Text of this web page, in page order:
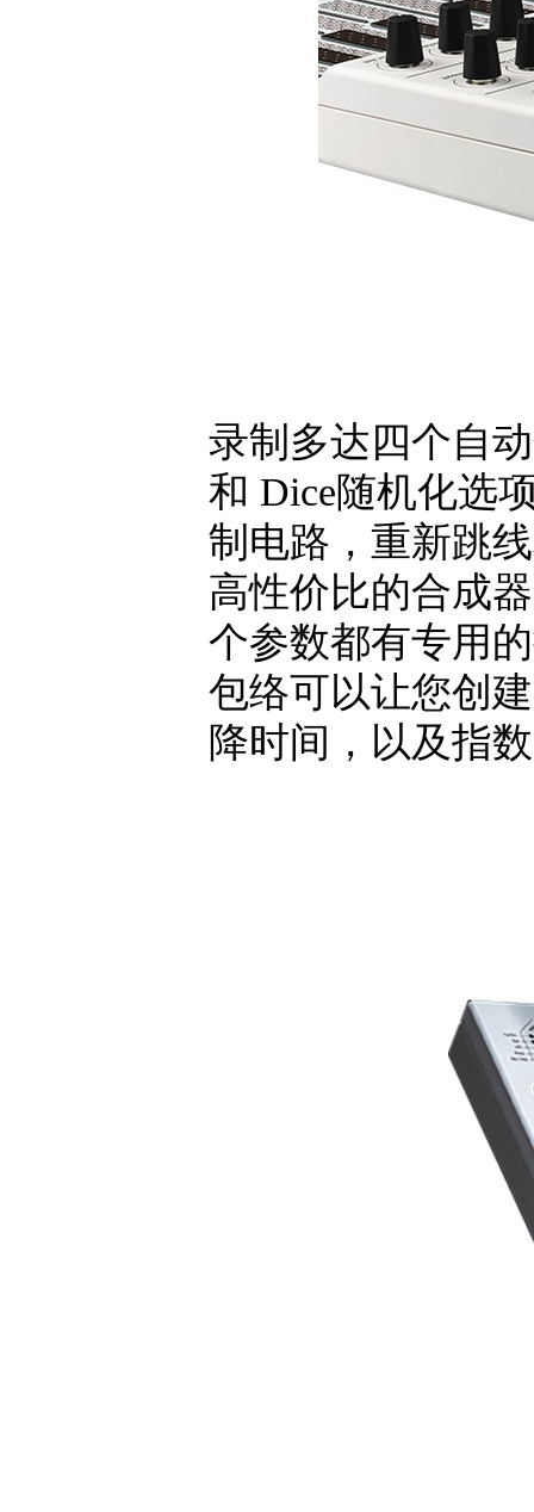
录制多达四个自
和 Dice随机化选
制电路，重新跳
高性价比的合成
个参数都有专用
包络可以让您创
降时间，以及指